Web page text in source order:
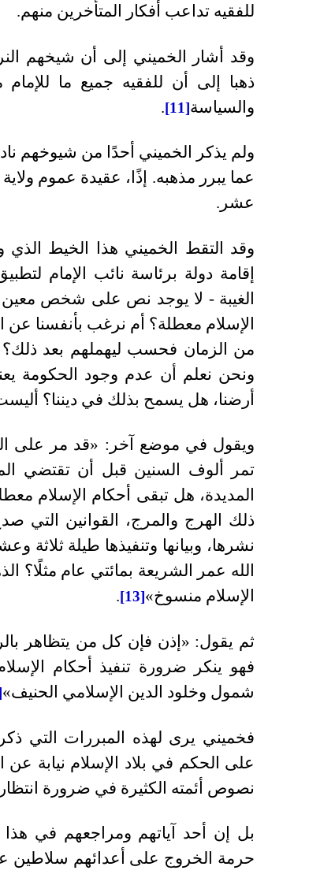
للفقيه تداعب أفكار المتأخرين منهم.
وقد أشار الخميني إلى أن شيخهم
ذهبا إلى أن للفقيه جميع ما
والسياسة[11]
.
ولم يذكر الخميني أحدًا من شيوخهم
عما يبرر مذهبه. إذًا، عقيدة عموم
عشر.
وقد التقط الخميني هذا الخيط
إقامة دولة برئاسة نائب الإمام
الغيبة - لا يوجد نص على شخص معين
الإسلام معطلة؟ أم نرغب بأنفسنا عن
من الزمان فحسب ليهملهم بعد ذلك؟
ونحن نعلم أن عدم وجود الحكومة
أرضنا، هل يسمح بذلك في ديننا؟
ويقول في موضع آخر: «قد مر على
تمر ألوف السنين قبل أن تقتضي
المديدة، هل تبقى أحكام الإسلام
ذلك الهرج والمرج، القوانين التي
نشرها، وبيانها وتنفيذها طيلة
الله عمر الشريعة بمائتي عام مثلًا؟
الإسلام منسوخ»[13]
.
ثم يقول: «إذن فإن كل من يتظاهر
فهو ينكر ضرورة تنفيذ أحكام
شمول وخلود الدين الإسلامي الحنيف»
فخميني يرى لهذه المبررات التي
على الحكم في بلاد الإسلام نيابة
نصوص أئمته الكثيرة في ضرورة
بل إن أحد آياتهم ومراجعهم في
حرمة الخروج على أعدائهم سلاطين